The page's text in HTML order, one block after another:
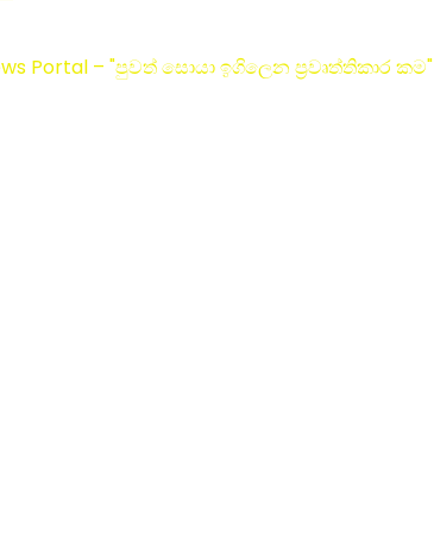
Portal – "පුවත් සොයා ඉගිලෙන ප්‍රවෘත්තිකාර කම"